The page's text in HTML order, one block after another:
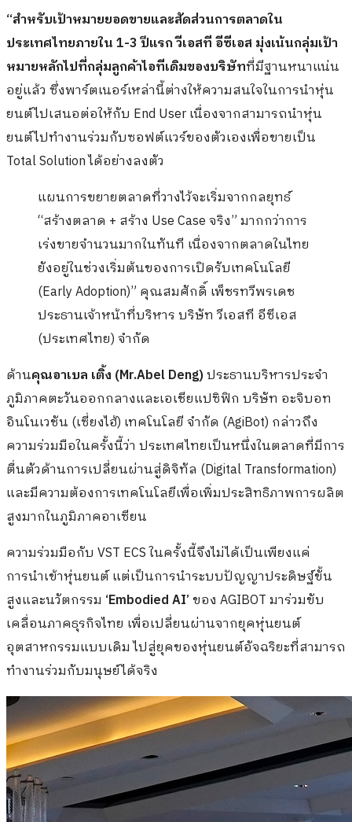
“สำหรับเป้าหมายยอดขายและสัดส่วนการตลาดใน
ประเทศไทยภายใน 1-3 ปีแรก วีเอสที อีซีเอส มุ่งเน้นกลุ่มเป้า
หมายหลักไปที่กลุ่มลูกค้าไอทีเดิมของบริษัทที่มีฐานหนาแน่น
อยู่แล้ว ซึ่งพาร์ตเนอร์เหล่านี้ต่างให้ความสนใจในการนำหุ่น
ยนต์ไปเสนอต่อให้กับ End User เนื่องจากสามารถนำหุ่น
ยนต์ไปทำงานร่วมกับซอฟต์แวร์ของตัวเองเพื่อขายเป็น
Total Solution ได้อย่างลงตัว
แผนการขยายตลาดที่วางไว้จะเริ่มจากกลยุทธ์
“สร้างตลาด + สร้าง Use Case จริง” มากกว่าการ
เร่งขายจำนวนมากในทันที เนื่องจากตลาดในไทย
ยังอยู่ในช่วงเริ่มต้นของการเปิดรับเทคโนโลยี
(Early Adoption)” คุณสมศักดิ์ เพ็ชรทวีพรเดช
ประธานเจ้าหน้าที่บริหาร บริษัท วีเอสที อีซีเอส
(ประเทศไทย) จำกัด
ด้านคุณอาเบล เติ้ง (Mr.Abel Deng)ประธานบริหารประจำ
ภูมิภาคตะวันออกกลางและเอเชียแปซิฟิก บริษัท อะจิบอท
อินโนเวชัน (เซี่ยงไฮ้) เทคโนโลยี จำกัด (AgiBot) กล่าวถึง
ความร่วมมือในครั้งนี้ว่า ประเทศไทยเป็นหนึ่งในตลาดที่มีการ
ตื่นตัวด้านการเปลี่ยนผ่านสู่ดิจิทัล (Digital Transformation)
และมีความต้องการเทคโนโลยีเพื่อเพิ่มประสิทธิภาพการผลิต
สูงมากในภูมิภาคอาเซียน
ความร่วมมือกับ VST ECS ในครั้งนี้จึงไม่ได้เป็นเพียงแค่
การนำเข้าหุ่นยนต์ แต่เป็นการนำระบบปัญญาประดิษฐ์ขั้น
สูงและนวัตกรรม ‘Embodied AI’ของ AGIBOT มาร่วมขับ
เคลื่อนภาคธุรกิจไทย เพื่อเปลี่ยนผ่านจากยุคหุ่นยนต์
อุตสาหกรรมแบบเดิม ไปสู่ยุคของหุ่นยนต์อัจฉริยะที่สามารถ
ทำงานร่วมกับมนุษย์ได้จริง